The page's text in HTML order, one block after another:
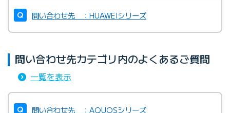
問い合わせ先 ：HUAWEIシリーズ
問い合わせ先カテゴリ内のよくあるご質問
一覧を表示
問い合わせ先 ：AQUOSシリーズ